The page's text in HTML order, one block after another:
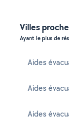
Villes
Ayant le plus de
Aides
Aides
Aides